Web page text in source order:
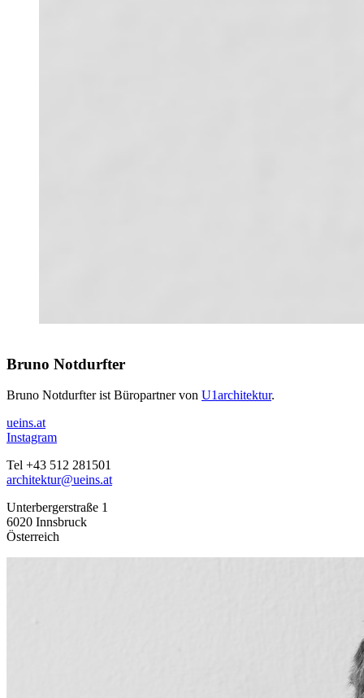
Bruno Notdurfter
Bruno Notdurfter ist Büropartner von U1architektur.
ueins.at
Instagram
Tel +43 512 281501
architektur@ueins.at
Unterbergerstraße 1
6020 Innsbruck
Österreich